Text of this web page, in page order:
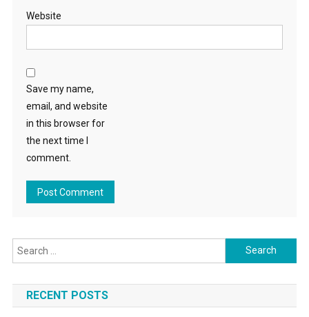
Website
Save my name,
email, and website
in this browser for
the next time I
comment.
Search for:
RECENT POSTS